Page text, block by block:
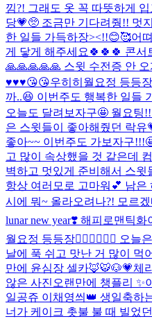
낌?! 그래도 옷 꼭 따뜻하게
당💗🥺 조금만 기다려줭!! 멋
한 일들 가득하장><!!😊🥰어뗘
게 닿게 해주세요🍀🍀🍀 콘서
🙏🙏🙏🙏🙏 스윗 수전증 안
♥️♥️♥️😘😘우히히 월요정 등등장
까..😆 이번주도 행복한 일들
오늘도 달려보자구🤩 월요팅
은 스윗들이 좋아해줬던 락
좋아~~ 이번주도 가보자구
고 많이 속상했을 것 같은데
벽하고 멋있게 준비해서 스
항상 여러모로 고마워💕 남
시에 뭐~ 올라오려나?! 모르
lunar new year❣️ 해피로맨틱
월요정 등등장🧚🏻‍♀️🧚🏻‍♀️ 오
날에 푹 쉬고 맛난 거 많이 먹
만에 윤심장 셀카🦊🐯🐶💗체
않은 사진 오랜만에 챙플리 ✨
일공쥬 이채영씌👑 생일축하
너가 케이크 촛불 불 때 빌었